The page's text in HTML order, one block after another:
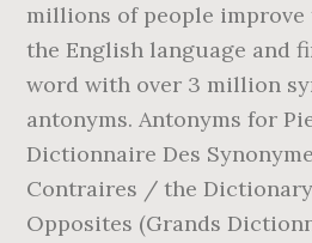
millions of people
the English language and
word with over 3 million
antonyms. Antonyms for
Dictionnaire Des
Contraires / the
Opposites (Grands